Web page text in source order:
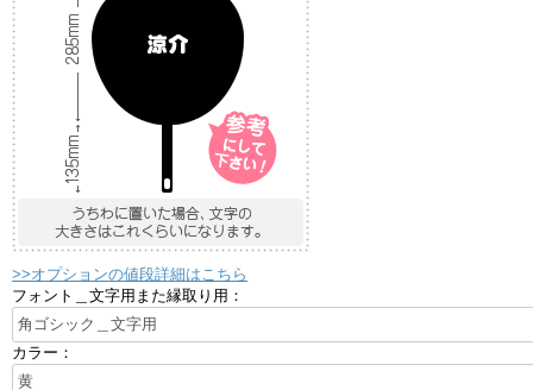
>>オプションの値段詳細はこちら
フォント＿文字用また縁取り用：
カラー：